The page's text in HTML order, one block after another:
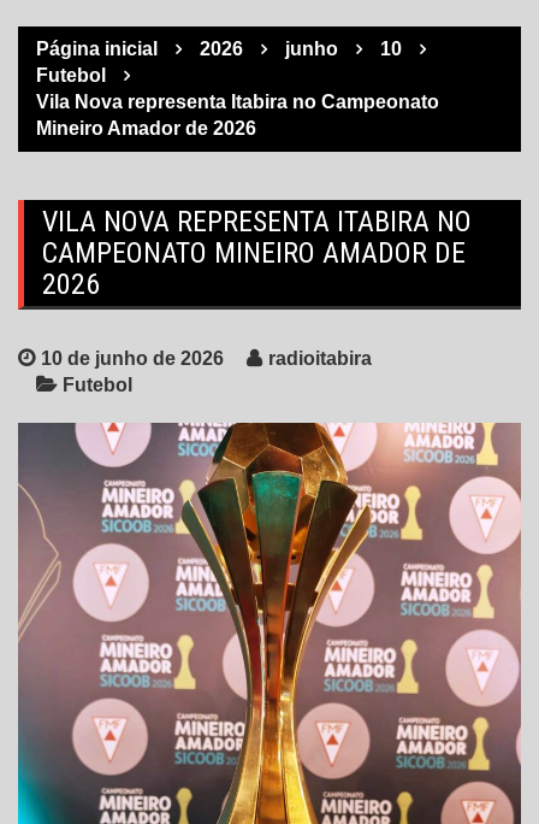
Página inicial 2026 junho
10
Futebol
Vila Nova representa Itabira no Campeonato
Mineiro Amador de 2026
VILA NOVA REPRESENTA ITABIRA NO
CAMPEONATO MINEIRO AMADOR DE
2026
10 de junho de 2026
radioitabira
Futebol